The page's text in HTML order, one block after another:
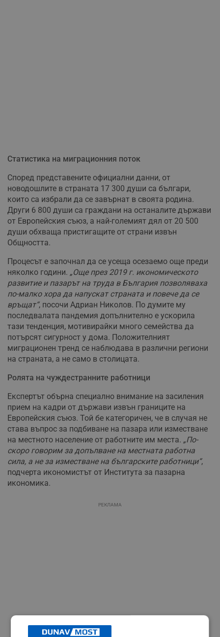
Статистика на миграционния поток
Според представените официални данни, от
новодошлите в страната 17 300 души са българи,
които са избрали да се завърнат в своята родина.
Други 6 800 души са граждани на останалите държави
от Европейския съюз, а най-големият дял от 20 500
души обхваща пристигащите от страни извън
Общността.
Процесът е започнал да се усеща осезаемо още преди
няколко години. „Още през 2019 г. икономическото
развитие и пазарът на труда в България позволяваха
по-малко хора да напускат страната и повече да се
връщат“, посочи Адриан Николов. По думите му
последвалата пандемия допълнително е ускорила
тази тенденция, мотивирайки много семейства да
потърсят сигурност у дома. Положителният
миграционен тренд се наблюдава в различни региони
на страната, а не само в столицата.
Ролята на чуждестранните работници
Експертът обърна специално внимание на засиления
прием на кадри от държави извън границите на
Европейския съюз. Той бе категоричен, че в случая не
става въпрос за подбиване на пазара или изместване
на местното население от работните им места. „По-
скоро говорим за допълване на местната работна
сила, а не за изместване на българските работници“,
подчерта икономистът от Института за пазарна
икономика.
РЕКЛАМА